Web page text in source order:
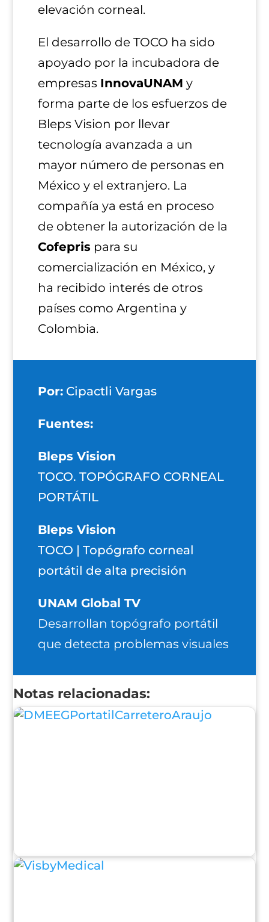
elevación corneal​.
El desarrollo de TOCO ha sido
apoyado por la incubadora de
empresas InnovaUNAM y
forma parte de los esfuerzos de
Bleps Vision por llevar
tecnología avanzada a un
mayor número de personas en
México y el extranjero. La
compañía ya está en proceso
de obtener la autorización de la
Cofeprispara su
comercialización en México, y
ha recibido interés de otros
países como Argentina y
Colombia.
Por:Cipactli Vargas
Fuentes:
Bleps Vision
TOCO. TOPÓGRAFO CORNEAL
PORTÁTIL
Bleps Vision
TOCO | Topógrafo corneal
portátil de alta precisión
UNAM Global TV
Desarrollan topógrafo portátil
que detecta problemas visuales
Notas relacionadas: